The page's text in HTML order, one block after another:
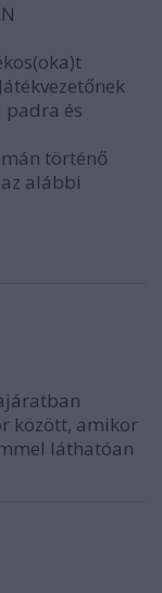
padra és
történő
alábbi
között, amikor
láthatóan